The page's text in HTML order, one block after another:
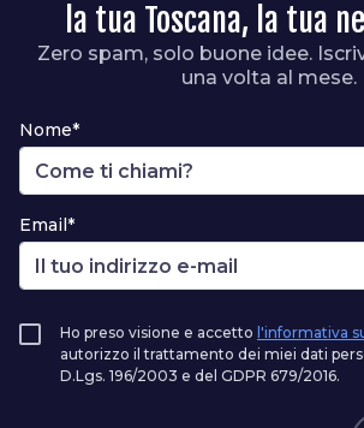
la tua Toscana, la tua
Zero spam, solo buone idee.
una volta al mese.
Nome*
Email*
Ho preso visione e accetto l'informativa
autorizzo il trattamento dei miei dati
D.Lgs. 196/2003 e del GDPR 679/2016.